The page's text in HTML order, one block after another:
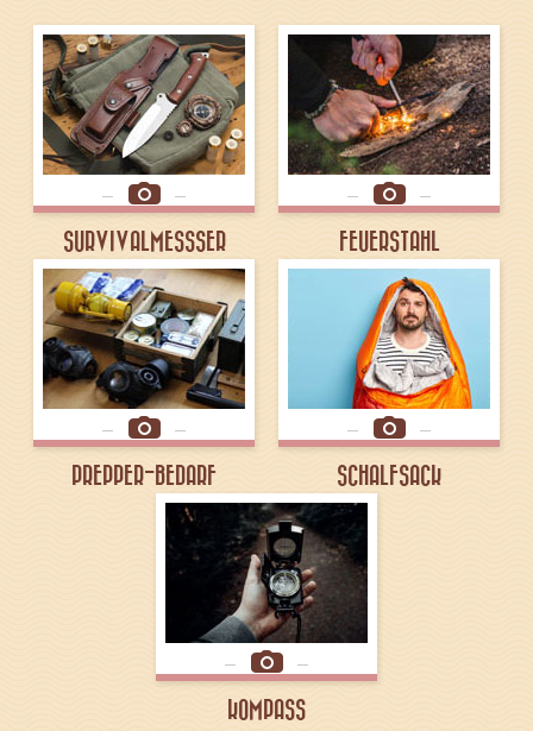
SURVIVALMESSSER FEUERSTAHL
PREPPER-BEDARF SCHALFSACK
KOMPASS